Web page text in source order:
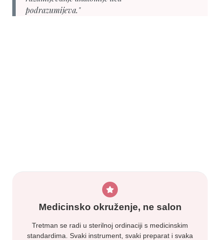
podrazumijeva."
Medicinsko okruženje, ne salon
Tretman se radi u sterilnoj ordinaciji s medicinskim
standardima. Svaki instrument, svaki preparat i svaka